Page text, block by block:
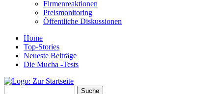
Firmenreaktionen
Preismonitoring
Öffentliche Diskussionen
Home
Top-Stories
Neueste Beiträge
Die Mucha -Tests